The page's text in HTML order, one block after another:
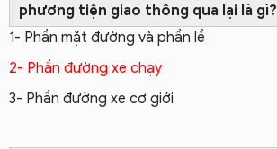
phương tiện giao thông qua lại là gì?
1- Phần mặt đường và phần lề
2- Phần đường xe chạy
3- Phần đường xe cơ giới